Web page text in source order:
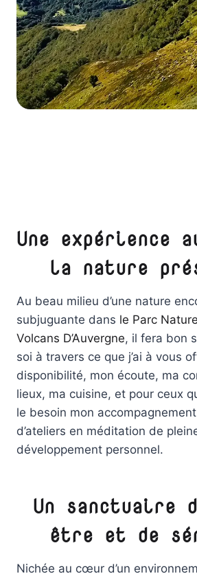
Une expérience
la nature
Au beau milieu d’une nature
subjuguante dans le Parc
Volcans D’Auvergne, il fera bon
soi à travers ce que j’ai à vous
disponibilité, mon écoute, ma
lieux, ma cuisine, et pour ceux
le besoin mon
d’ateliers en méditation de
développement personnel.
Un sanctuaire
être et de
Nichée au cœur d’un